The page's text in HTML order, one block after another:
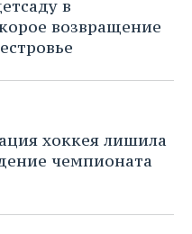
в
возвращение
хоккея лишила
чемпионата